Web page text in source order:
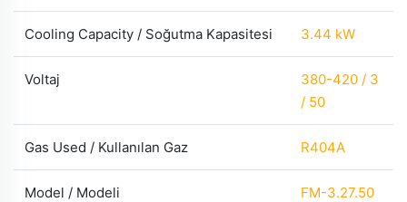
Cooling Capacity / Soğutma Kapasitesi 3.44 kW
Voltaj
380-420 / 3
/ 50
Gas Used / Kullanılan Gaz R404A
Model / Modeli FM-3.27.50